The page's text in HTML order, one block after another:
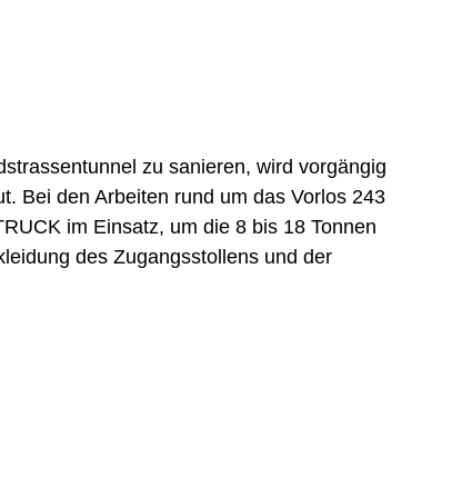
zu sanieren, wird vorgängig
Bei den Arbeiten rund um das Vorlos 243
im Einsatz, um die 8 bis 18 Tonnen
des Zugangsstollens und der